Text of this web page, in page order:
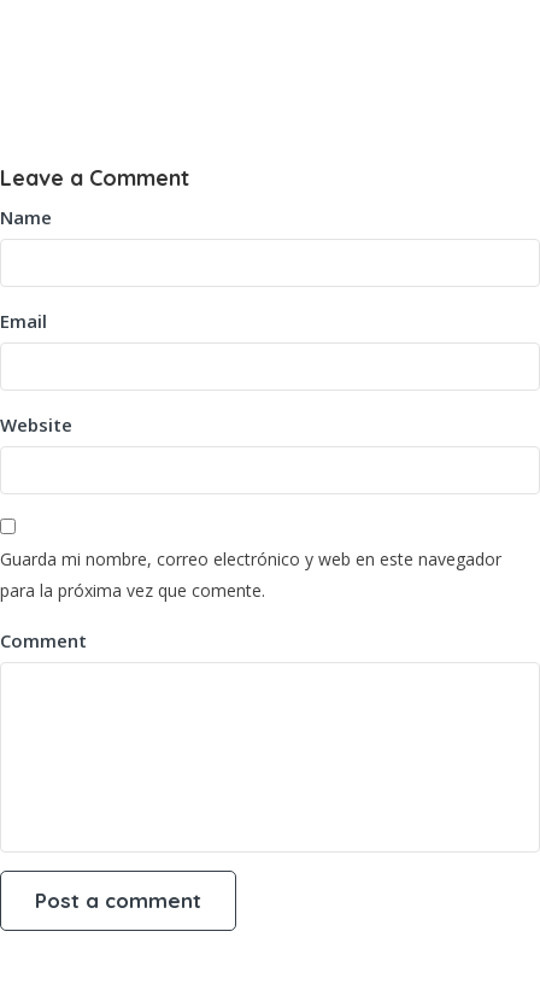
Leave a Comment
Name
Email
Website
Guarda mi nombre, correo electrónico y web en este navegador
para la próxima vez que comente.
Comment